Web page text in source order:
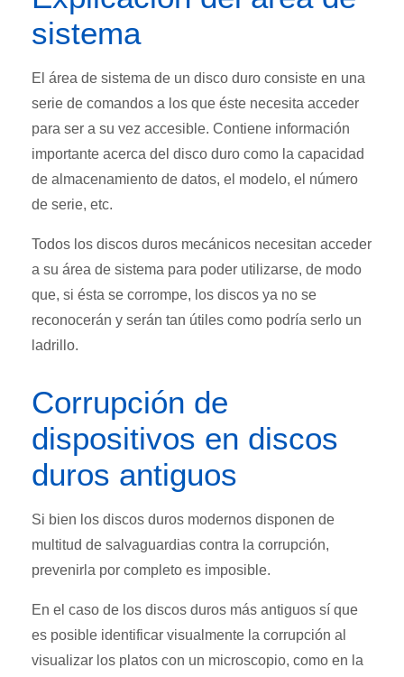
sistema
El área de sistema de un disco duro consiste en una
serie de comandos a los que éste necesita acceder
para ser a su vez accesible. Contiene información
importante acerca del disco duro como la capacidad
de almacenamiento de datos, el modelo, el número
de serie, etc.
Todos los discos duros mecánicos necesitan acceder
a su área de sistema para poder utilizarse, de modo
que, si ésta se corrompe, los discos ya no se
reconocerán y serán tan útiles como podría serlo un
ladrillo.
Corrupción de
dispositivos en discos
duros antiguos
Si bien los discos duros modernos disponen de
multitud de salvaguardias contra la corrupción,
prevenirla por completo es imposible.
En el caso de los discos duros más antiguos sí que
es posible identificar visualmente la corrupción al
visualizar los platos con un microscopio, como en la